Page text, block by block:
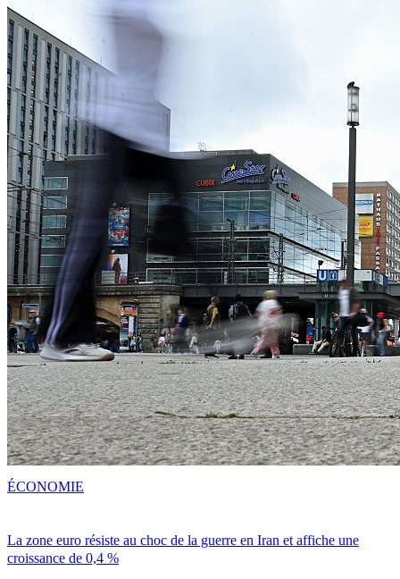
La zone euro résiste au choc de la guerre en Iran et affiche une
croissance de 0,4 %
ÉCONOMIE